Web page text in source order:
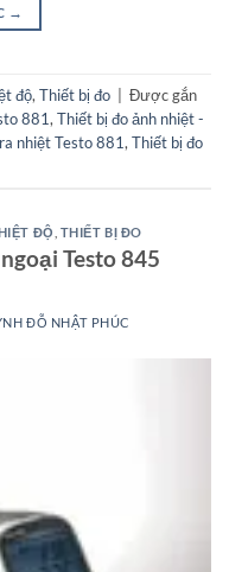
→
độ, Thiết bị đo
Được gắn
881, Thiết bị đo ảnh nhiệt -
nhiệt Testo 881, Thiết bị đo
ĐỘ THIẾT BỊ ĐO
Testo 845
ĐỖ NHẬT PHÚC